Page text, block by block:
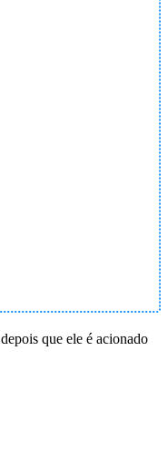
que ele é acionado